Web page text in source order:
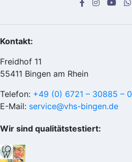
Kontakt:
Freidhof 11
55411 Bingen am Rhein
Telefon: +49 (0) 6721 – 30885 – 0
E-Mail: service@vhs-bingen.de
Wir sind qualitätstestiert: